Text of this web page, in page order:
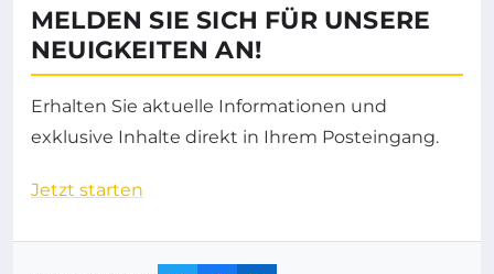
MELDEN SIE SICH FÜR UNSERE
NEUIGKEITEN AN!
Erhalten Sie aktuelle Informationen und
exklusive Inhalte direkt in Ihrem Posteingang.
Jetzt starten